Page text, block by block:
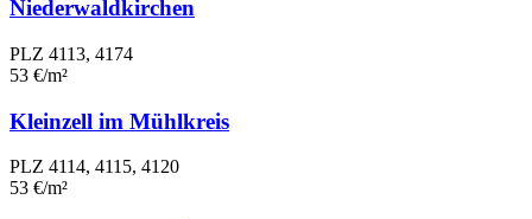
Niederwaldkirchen
PLZ 4113, 4174
53 €/m²
Kleinzell im Mühlkreis
PLZ 4114, 4115, 4120
53 €/m²